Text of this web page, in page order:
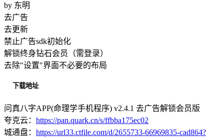
by 东明
去广告
去更新
禁止广告sdk初始化
解锁终身钻石会员（需登录）
去除"设置"界面不必要的布局
下载地址
问真八字APP(命理学手机程序) v2.4.1 去广告解锁会员版
夸克云： https://pan.quark.cn/s/ffbba175ec02
城通盘： https://url33.ctfile.com/d/2655733-66969835-cad864?